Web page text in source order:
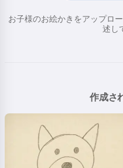
お子様のお絵かきをアップロ
述し
作成さ